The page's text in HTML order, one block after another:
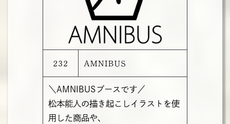
232 AMNIBUS
＼AMNIBUSブースです／
松本能人の描き起こしイラストを使
用した商品や、